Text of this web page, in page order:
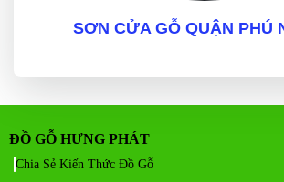
SƠN CỬA GỖ QUẬN PHÚ
ĐỒ GỖ HƯNG PHÁT
Chia Sẻ Kiến Thức Đồ Gỗ